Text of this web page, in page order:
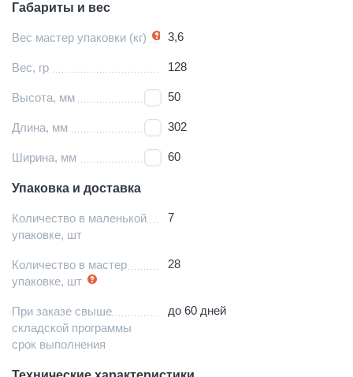
Габариты и вес
Вес мастер упаковки (кг) 3,6
Вес, гр 128
Высота, мм 50
Длина, мм 302
Ширина, мм 60
Упаковка и доставка
Количество в маленькой
упаковке, шт
7
Количество в мастер
упаковке, шт
28
При заказе свыше
складской программы
срок выполнения
до 60 дней